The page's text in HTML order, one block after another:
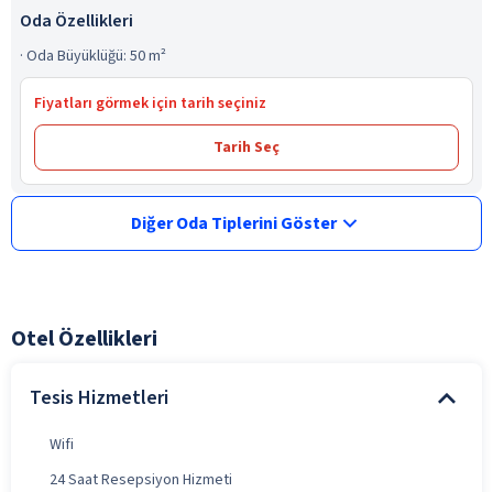
Oda Özellikleri
· Oda Büyüklüğü: 50 m²
Fiyatları görmek için tarih seçiniz
Tarih Seç
Diğer Oda Tiplerini Göster
Otel Özellikleri
Tesis Hizmetleri
Wifi
24 Saat Resepsiyon Hizmeti